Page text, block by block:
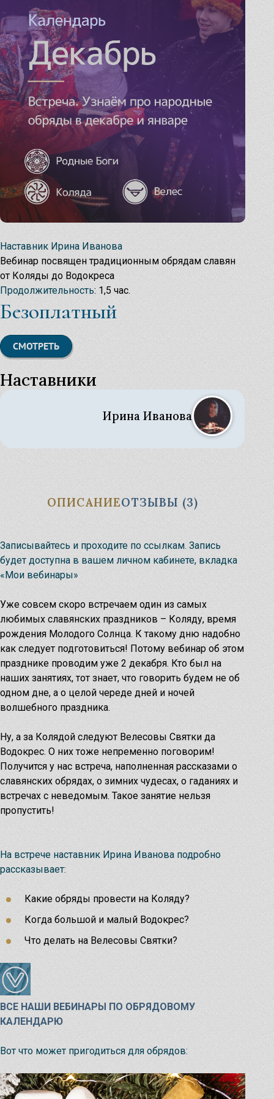
Чуров День
Обратимся к силе Предков!
Узнать
Ведовское знание
Домашняя магия
Легенды о Родных Богах
Магические предметы
Христианство или Родные Боги?
Чародейный дар
Северная магия и гадание. С чего
начать?
С чего начать изучение северной магии и гадания?
Основные темы
Мастерские программы
углубите свои знания
Вебинары и праздники июля
Узнать
Новый курс в Училище: Основы
Узнать
Безоплатные записи встреч
Узнать
Наставник Ирина Иванова
Вебинар посвящен традиционным обрядам славян
от Коляды до Водокреса
Продолжительность: 1,5 час.
Безоплатный
СМОТРЕТЬ
Наставники
Ирина Иванова
ОПИСАНИЕОТЗЫВЫ (3)
Записывайтесь и проходите по ссылкам. Запись
будет доступна в вашем личном кабинете, вкладка
«Мои вебинары»
Уже совсем скоро встречаем один из самых
любимых славянских праздников – Коляду, время
рождения Молодого Солнца. К такому дню надобно
как следует подготовиться! Потому вебинар об этом
празднике проводим уже 2 декабря. Кто был на
наших занятиях, тот знает, что говорить будем не об
одном дне, а о целой череде дней и ночей
волшебного праздника.
Ну, а за Колядой следуют Велесовы Святки да
Водокрес. О них тоже непременно поговорим!
Получится у нас встреча, наполненная рассказами о
славянских обрядах, о зимних чудесах, о гаданиях и
встречах с неведомым. Такое занятие нельзя
пропустить!
На встрече наставник Ирина Иванова подробно
рассказывает:
Какие обряды провести на Коляду?
Когда большой и малый Водокрес?
Что делать на Велесовы Святки?
ВСЕ НАШИ ВЕБИНАРЫ ПО ОБРЯДОВОМУ
КАЛЕНДАРЮ
Вот что может пригодиться для обрядов: